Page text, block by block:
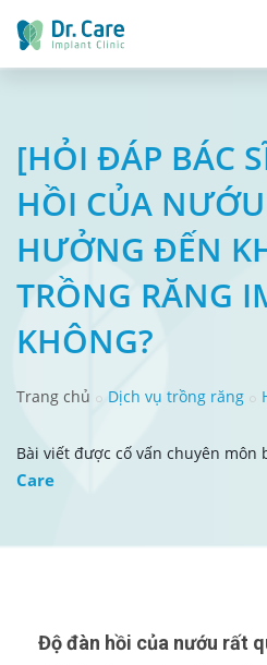
[HỎI ĐÁP BÁC
HỒI CỦA
HƯỞNG ĐẾN
TRỒNG RĂNG
KHÔNG?
Trang chủ Dịch vụ trồng răng
Bài viết được cố vấn chuyên môn
Care
Độ đàn hồi của nướu rất quan trọng đối với